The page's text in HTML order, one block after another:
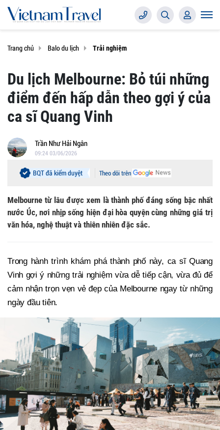
Trang chủ Balo du lịch Trải nghiệm
Du lịch Melbourne: Bỏ túi những
điểm đến hấp dẫn theo gợi ý của
ca sĩ Quang Vinh
Trần Như Hải Ngân
09:24 03/06/2026
Theo dõi trên
BQT đã kiểm duyệt
Melbourne từ lâu được xem là thành phố đáng sống bậc nhất
nước Úc, nơi nhịp sống hiện đại hòa quyện cùng những giá trị
văn hóa, nghệ thuật và thiên nhiên đặc sắc.
Trong hành trình khám phá thành phố này, ca sĩ Quang
Vinh gợi ý những trải nghiệm vừa dễ tiếp cận, vừa đủ để
cảm nhận trọn vẹn vẻ đẹp của Melbourne ngay từ những
ngày đầu tiên.